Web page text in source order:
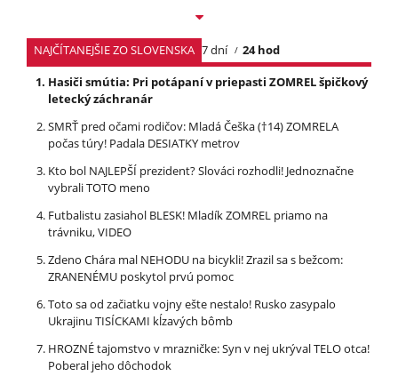
NAJČÍTANEJŠIE ZO SLOVENSKA 7 dní
24 hod
Hasiči smútia: Pri potápaní v priepasti ZOMREL špičkový
letecký záchranár
SMRŤ pred očami rodičov: Mladá Češka (†14) ZOMRELA
počas túry! Padala DESIATKY metrov
Kto bol NAJLEPŠÍ prezident? Slováci rozhodli! Jednoznačne
vybrali TOTO meno
Futbalistu zasiahol BLESK! Mladík ZOMREL priamo na
trávniku, VIDEO
Zdeno Chára mal NEHODU na bicykli! Zrazil sa s bežcom:
ZRANENÉMU poskytol prvú pomoc
Toto sa od začiatku vojny ešte nestalo! Rusko zasypalo
Ukrajinu TISÍCKAMI kĺzavých bômb
HROZNÉ tajomstvo v mrazničke: Syn v nej ukrýval TELO otca!
Poberal jeho dôchodok